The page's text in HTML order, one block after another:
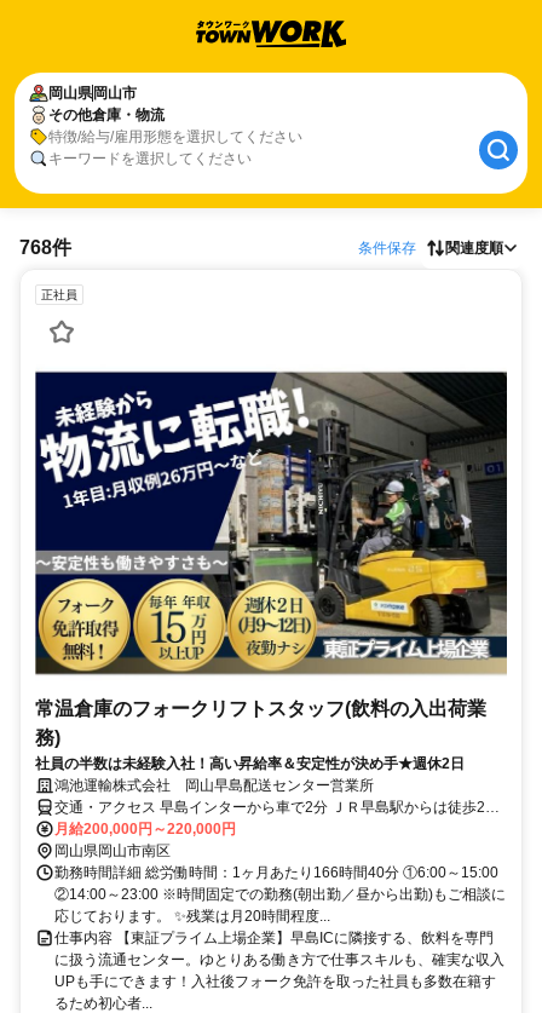
岡山県 岡山市
その他倉庫・物流
特徴/給与/雇用形態を選択してください
キーワードを選択してください
768件 条件保存 関連度順
正社員
常温倉庫のフォークリフトスタッフ(飲料の入出荷業
務)
社員の半数は未経験入社！高い昇給率＆安定性が決め手★週休2日
鴻池運輸株式会社 岡山早島配送センター営業所
交通・アクセス 早島インターから車で2分 ＪＲ早島駅からは徒歩20
分
月給200,000円～220,000円
岡山県岡山市南区
勤務時間詳細 総労働時間：1ヶ月あたり166時間40分 ①6:00～15:00
②14:00～23:00 ※時間固定での勤務(朝出勤／昼から出勤)もご相談に
応じております。 ✨残業は月20時間程度...
仕事内容 【東証プライム上場企業】早島ICに隣接する、飲料を専門
に扱う流通センター。ゆとりある働き方で仕事スキルも、確実な収入
UPも手にできます！入社後フォーク免許を取った社員も多数在籍す
るため初心者...